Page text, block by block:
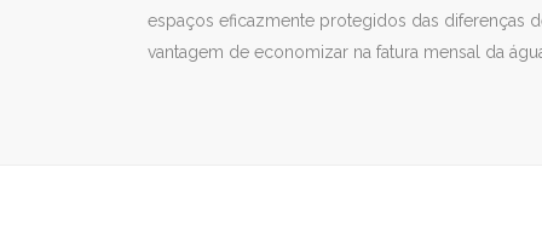
espaços eficazmente protegidos das diferenças
vantagem de economizar na fatura mensal da